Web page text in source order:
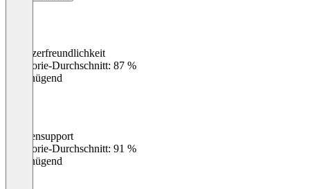
Benutzerfreundlichkeit
Kategorie-Durchschnitt: 87 %
Ungenügend
Kundensupport
Kategorie-Durchschnitt: 91 %
Ungenügend